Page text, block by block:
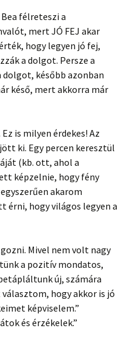
félreteszi a
mert JÓ FEJ akar
hogy legyen jó fej,
a dolgot. Persze a
később azonban
késő, mert akkorra már
is milyen érdekes! Az
ki. Egy percen keresztül
(kb. ott, ahol a
képzelnie, hogy fény
akarom
hogy világos legyen a
Mivel nem volt nagy
a pozitív mondatos,
új, számára
hogy akkor is jó
képviselem.”
és érzékelek.”